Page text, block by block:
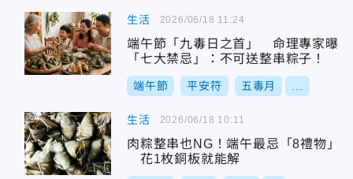
生活
端午節「九毒日之首」 命理專家曝
「七大禁忌」：不可送整串粽子！
端午節 平安符 五毒月
2026/06/18 11:24
生活
肉粽整串也NG！端午最忌「8禮物」
花1枚銅板就能解
2026/06/18 10:11